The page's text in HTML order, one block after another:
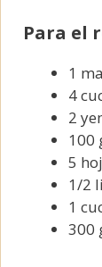
Para el
1
4
2
100
5
1/2
1
300